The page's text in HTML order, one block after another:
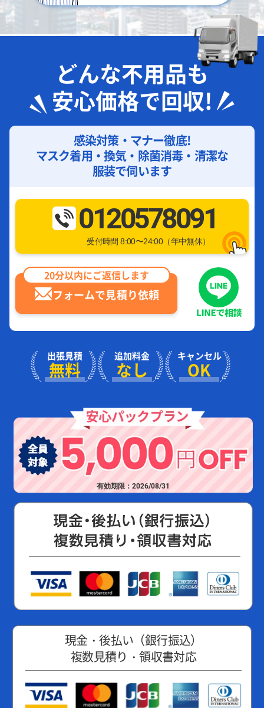
どんな不用品も
安心価格で回収!
感染対策・マナー徹底!
マスク着用・換気・除菌消毒・清潔な
服装で伺います
0120578091
受付時間 8:00〜24:00（年中無休）
フォームで見積り依頼
20分以内にご返信します
出張見積
無料
追加料金
なし
キャンセル
OK
有効期限：2026/08/31
現金・後払い（銀行振込）
複数見積り・領収書対応